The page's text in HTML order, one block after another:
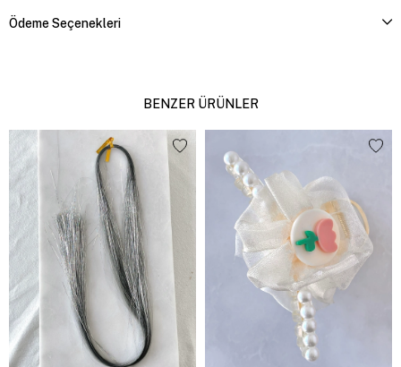
Ödeme Seçenekleri
BENZER ÜRÜNLER